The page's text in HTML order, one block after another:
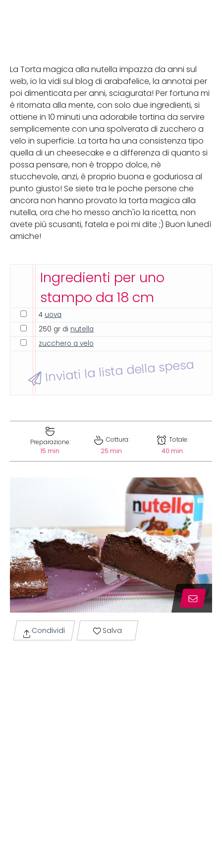
La Torta magica alla nutella impazza da anni sul
web, io la vidi sul blog di arabafelice, la annotai per
poi dimenticata per anni, sciagurata! Per fortuna mi
è ritornata alla mente, con solo due ingredienti, si
ottiene in 10 minuti una adorabile tortina da servire
semplicemente con una spolverata di zucchero a
velo in superficie. La torta ha una consistenza tipo
quella di un cheesecake e a differenza di quanto si
possa pensare, non è troppo dolce, nè
stucchevole, anzi, è proprio buona e goduriosa al
punto giusto! Se siete tra le poche persone che
ancora non hanno provato la torta magica alla
nutella, ora che ho messo anch'io la ricetta, non
avete più scusanti, fatela e poi mi dite ;) Buon lunedì
amiche!
Ingredienti per uno
stampo da 18 cm
4 uova
250 gr di nutella
zucchero a velo
Inviati la lista della spesa
Preparazione:
15 min
Cottura:
25 min
Totale:
40 min
Condividi Salva